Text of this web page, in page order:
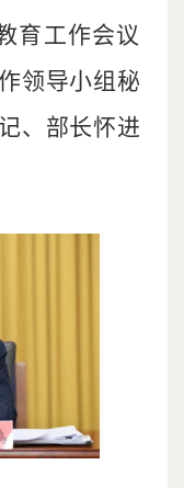
育工作会议
领导小组秘
、部长怀进